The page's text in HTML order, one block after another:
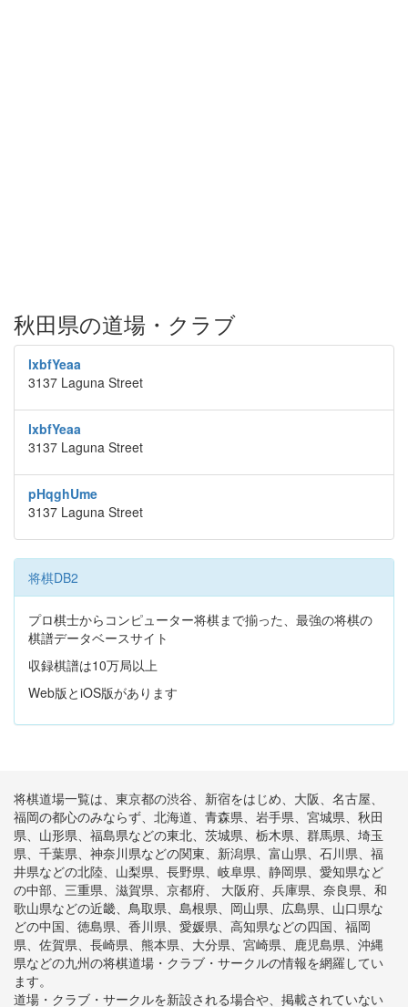
秋田県の道場・クラブ
lxbfYeaa
3137 Laguna Street
lxbfYeaa
3137 Laguna Street
pHqghUme
3137 Laguna Street
将棋DB2
プロ棋士からコンピューター将棋まで揃った、最強の将棋の
棋譜データベースサイト
収録棋譜は10万局以上
Web版とiOS版があります
将棋道場一覧は、東京都の渋谷、新宿をはじめ、大阪、名古屋、
福岡の都心のみならず、北海道、青森県、岩手県、宮城県、秋田
県、山形県、福島県などの東北、茨城県、栃木県、群馬県、埼玉
県、千葉県、神奈川県などの関東、新潟県、富山県、石川県、福
井県などの北陸、山梨県、長野県、岐阜県、静岡県、愛知県など
の中部、三重県、滋賀県、京都府、 大阪府、兵庫県、奈良県、和
歌山県などの近畿、鳥取県、島根県、岡山県、広島県、山口県な
どの中国、徳島県、香川県、愛媛県、高知県などの四国、福岡
県、佐賀県、長崎県、熊本県、大分県、宮崎県、鹿児島県、沖縄
県などの九州の将棋道場・クラブ・サークルの情報を網羅してい
ます。
道場・クラブ・サークルを新設される場合や、掲載されていない